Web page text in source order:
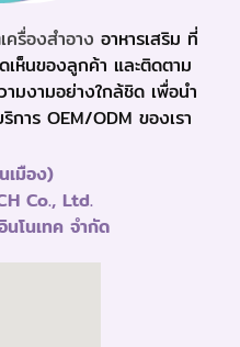
ครื่องสำอาง อาหารเสริม ที่
เห็นของลูกค้า และติดตาม
มงามอย่างใกล้ชิด เพื่อนำ
าร OEM/ODM ของเรา
เมือง)
Co., Ltd.
โนเทค จำกัด